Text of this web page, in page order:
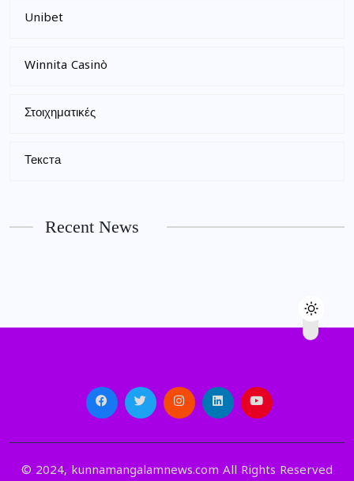
Unibet
Winnita Casinò
Στοιχηματικές
Текста
Recent News
© 2024, kunnamangalamnews.com All Rights Reserved